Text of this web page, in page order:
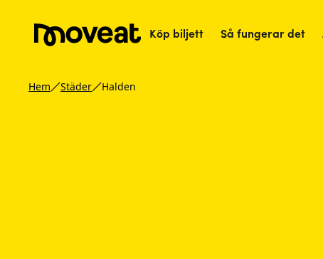
Köp biljett Så fungerar det
Hem Städer Halden